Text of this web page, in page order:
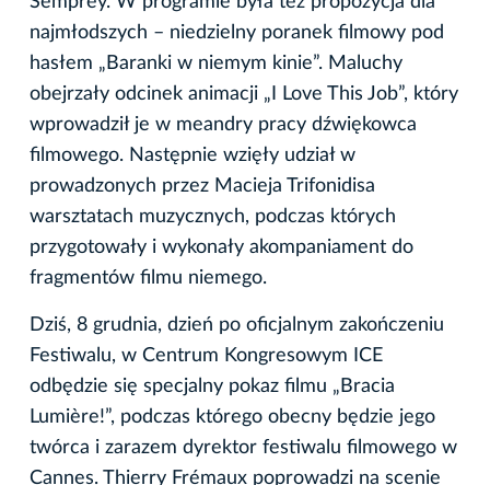
najmłodszych – niedzielny poranek filmowy pod
hasłem „Baranki w niemym kinie”. Maluchy
obejrzały odcinek animacji „I Love This Job”, który
wprowadził je w meandry pracy dźwiękowca
filmowego. Następnie wzięły udział w
prowadzonych przez Macieja Trifonidisa
warsztatach muzycznych, podczas których
przygotowały i wykonały akompaniament do
fragmentów filmu niemego.
Dziś, 8 grudnia, dzień po oficjalnym zakończeniu
Festiwalu, w Centrum Kongresowym ICE
odbędzie się specjalny pokaz filmu „Bracia
Lumière!”, podczas którego obecny będzie jego
twórca i zarazem dyrektor festiwalu filmowego w
Cannes. Thierry Frémaux poprowadzi na scenie